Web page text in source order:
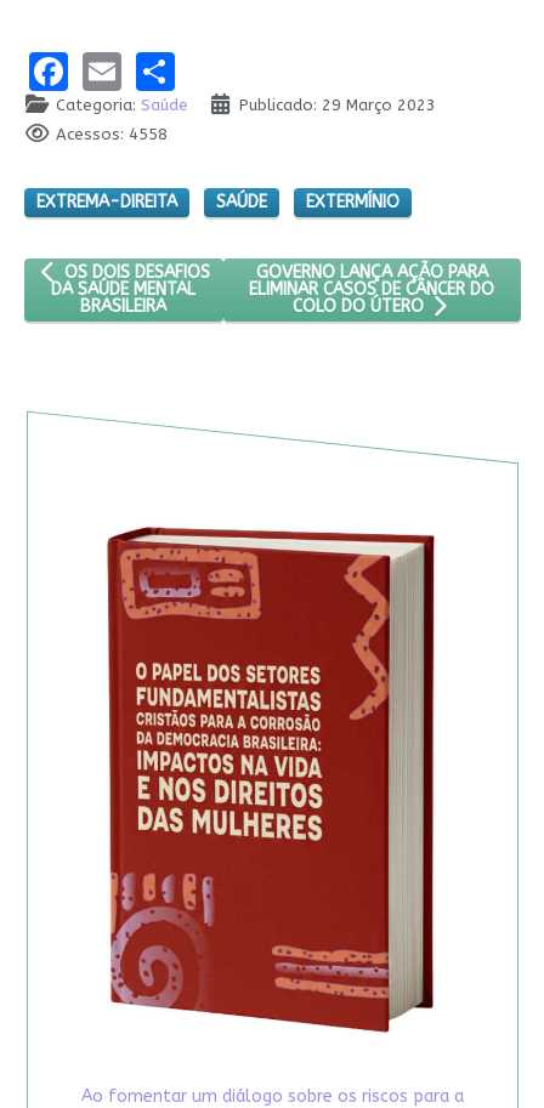
Facebook
EmailShare
Categoria: Saúde
Publicado: 29 Março 2023
Acessos: 4558
EXTREMA-DIREITA SAÚDE EXTERMÍNIO
ARTIGO ANTERIOR: OS DOIS DESAFIOS DA SAÚDE MENTAL
OS DOIS DESAFIOS
DA SAÚDE MENTAL
BRASILEIRA
PRÓXIMO ARTIGO: GOVERNO
GOVERNO LANÇA AÇÃO PARA
ELIMINAR CASOS DE CÂNCER DO
COLO DO ÚTERO
Ao fomentar um diálogo sobre os riscos para a